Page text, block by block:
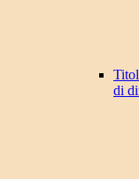
di